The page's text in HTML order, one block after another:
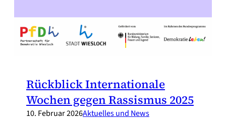
Rückblick Internationale
Wochen gegen Rassismus 2025
10. Februar 2026Aktuelles und News